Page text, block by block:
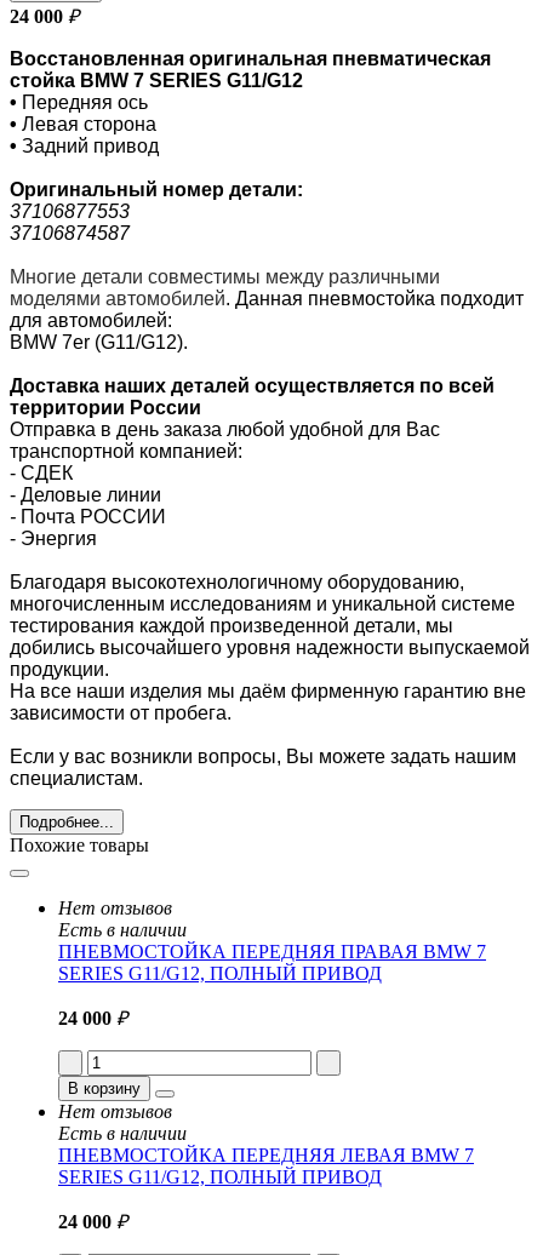
24 000 ₽
Восстановленная оригинальная пневматическая
стойка BMW 7 SERIES G11/G12
• Передняя ось
• Левая сторона
• Задний привод
Оригинальный номер детали:
37106877553
37106874587
Многие детали совместимы между различными
моделями автомобилей. Данная пневмостойка подходит
для автомобилей:
BMW 7er (G11/G12).
Доставка наших деталей осуществляется по всей
территории России
Отправка в день заказа любой удобной для Вас
транспортной компанией:
- СДЕК
- Деловые линии
- Почта РОССИИ
- Энергия
Благодаря высокотехнологичному оборудованию,
многочисленным исследованиям и уникальной системе
тестирования каждой произведенной детали, мы
добились высочайшего уровня надежности выпускаемой
продукции.
На все наши изделия мы даём фирменную гарантию вне
зависимости от пробега.
Если у вас возникли вопросы, Вы можете задать нашим
специалистам.
Подробнее...
Похожие товары
Нет отзывов
Есть в наличии
ПНЕВМОСТОЙКА ПЕРЕДНЯЯ ПРАВАЯ BMW 7
SERIES G11/G12, ПОЛНЫЙ ПРИВОД
24 000 ₽
В корзину
Нет отзывов
Есть в наличии
ПНЕВМОСТОЙКА ПЕРЕДНЯЯ ЛЕВАЯ BMW 7
SERIES G11/G12, ПОЛНЫЙ ПРИВОД
24 000 ₽